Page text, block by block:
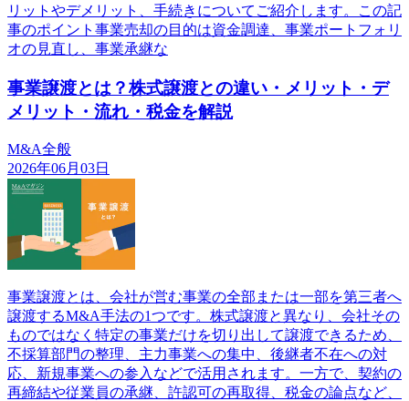
リットやデメリット、手続きについてご紹介します。この記
事のポイント事業売却の目的は資金調達、事業ポートフォリ
オの見直し、事業承継な
事業譲渡とは？株式譲渡との違い・メリット・デ
メリット・流れ・税金を解説
M&A全般
2026年06月03日
事業譲渡とは、会社が営む事業の全部または一部を第三者へ
譲渡するM&A手法の1つです。株式譲渡と異なり、会社その
ものではなく特定の事業だけを切り出して譲渡できるため、
不採算部門の整理、主力事業への集中、後継者不在への対
応、新規事業への参入などで活用されます。一方で、契約の
再締結や従業員の承継、許認可の再取得、税金の論点など、